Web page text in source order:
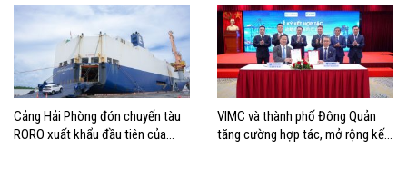
Cảng Hải Phòng đón chuyến tàu
RORO xuất khẩu đầu tiên của
VIMC và thành phố Đông Quản
tăng cường hợp tác, mở rộng kết